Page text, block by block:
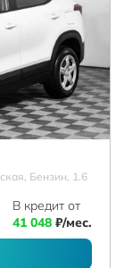
Бензин, 1.6
В кредит от
41 048 ₽/мес.